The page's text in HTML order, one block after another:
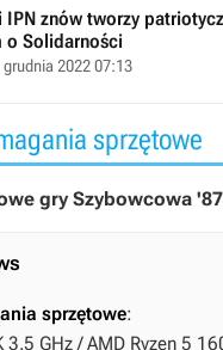
IPN znów tworzy
o Solidarności
grudnia 2022 07:13
sprzętowe
gry Szybowcowa
sprzętowe:
GHz / AMD Ryzen 5